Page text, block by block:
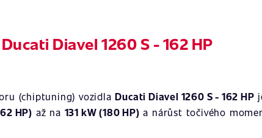
Diavel 1260 S - 162 HP
(chiptuning) vozidlaDucati Diavel 1260 S - 162 HP
HP) až na 131 kW (180 HP) a nárůst točivého